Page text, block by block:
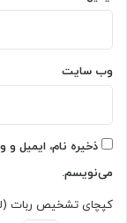
ه
ی
پ
h
a
G
T
وب‌ سایت
ذخیره نام، ایمیل
می‌نویسم.
کپچای تشخیص ربات